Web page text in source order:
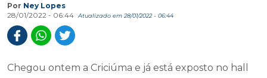
Por Ney Lopes
28/01/2022 - 06:44
Atualizado em 28/01/2022 - 06:44
Chegou ontem a Criciúma e já está exposto no hall